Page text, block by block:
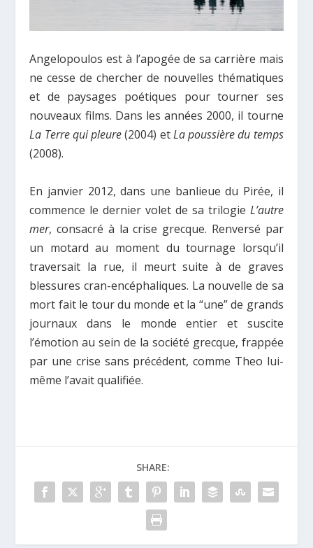
Angelopoulos est à l’apogée de sa carrière mais
ne cesse de chercher de nouvelles thématiques
et de paysages poétiques pour tourner ses
nouveaux films. Dans les années 2000, il tourne
La Terre qui pleure(2004) etLa poussière du temps
(2008).
En janvier 2012, dans une banlieue du Pirée, il
commence le dernier volet de sa trilogie L’autre
mer, consacré à la crise grecque. Renversé par
un motard au moment du tournage lorsqu’il
traversait la rue, il meurt suite à de graves
blessures cran-encéphaliques. La nouvelle de sa
mort fait le tour du monde et la “une” de grands
journaux dans le monde entier et suscite
l’émotion au sein de la société grecque, frappée
par une crise sans précédent, comme Theo lui-
même l’avait qualifiée.
SHARE: